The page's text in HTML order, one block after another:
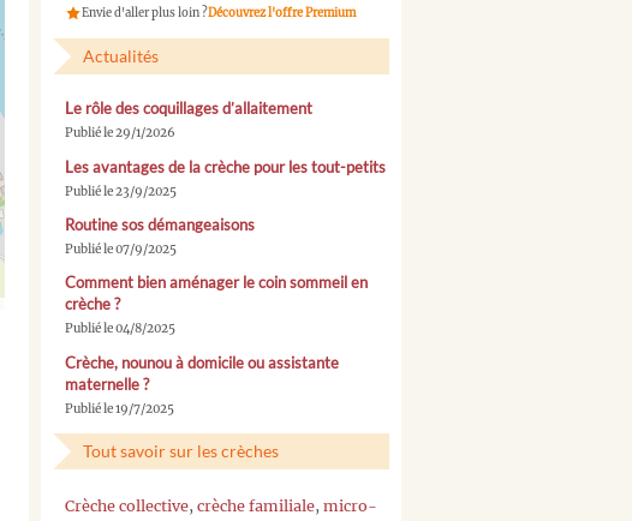
Envie d'aller plus loin ?Découvrez l'offre Premium
Actualités
Le rôle des coquillages d’allaitement
Publié le 29/1/2026
Les avantages de la crèche pour les tout-petits
Publié le 23/9/2025
Routine sos démangeaisons
Publié le 07/9/2025
Comment bien aménager le coin sommeil en
crèche ?
Publié le 04/8/2025
Crèche, nounou à domicile ou assistante
maternelle ?
Publié le 19/7/2025
Tout savoir sur les crèches
Crèche collective, crèche familiale, micro-